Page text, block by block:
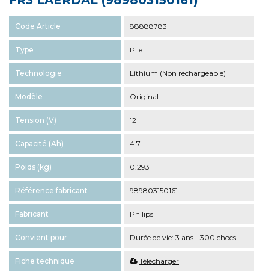
Code Article 88888783
Type Pile
Technologie Lithium (Non rechargeable)
Modèle Original
Tension (V) 12
Capacité (Ah) 4.7
Poids (kg) 0.293
Référence fabricant 989803150161
Fabricant Philips
Convient pour Durée de vie: 3 ans - 300 chocs
Fiche technique Télécharger